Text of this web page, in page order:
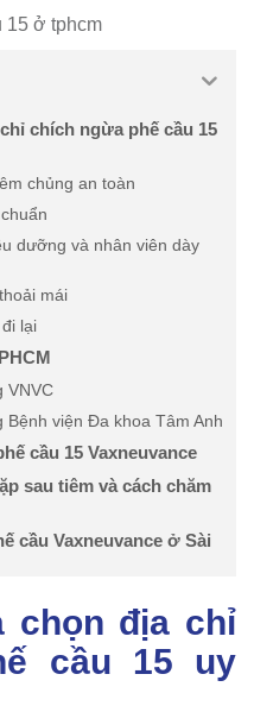
chích ngừa phế cầu 15
chủng an toàn
dưỡng và nhân viên dày
mái
lại
VNVC
Bệnh viện Đa khoa Tâm Anh
cầu 15 Vaxneuvance
sau tiêm và cách chăm
cầu Vaxneuvance ở Sài
chọn địa chỉ
cầu 15 uy